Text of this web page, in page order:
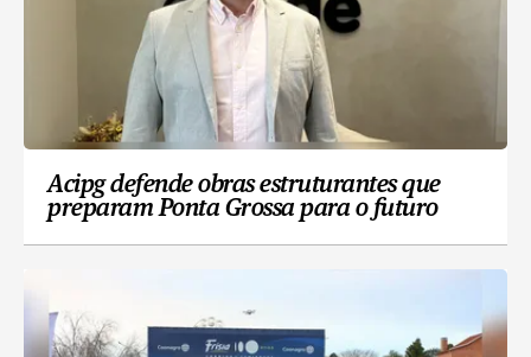
Acipg defende obras estruturantes que
preparam Ponta Grossa para o futuro